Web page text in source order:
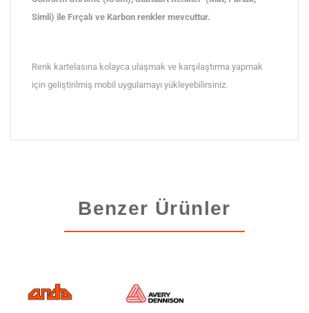
Simli) ile Fırçalı ve Karbon renkler mevcuttur.
Renk kartelasına kolayca ulaşmak ve karşılaştırma yapmak
için geliştirilmiş mobil uygulamayı yükleyebilirsiniz.
Benzer Ürünler